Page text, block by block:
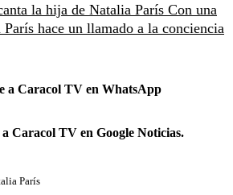
la hija de Natalia París Con una
hace un llamado a la conciencia
a Caracol TV en WhatsApp
a Caracol TV en Google Noticias.
París